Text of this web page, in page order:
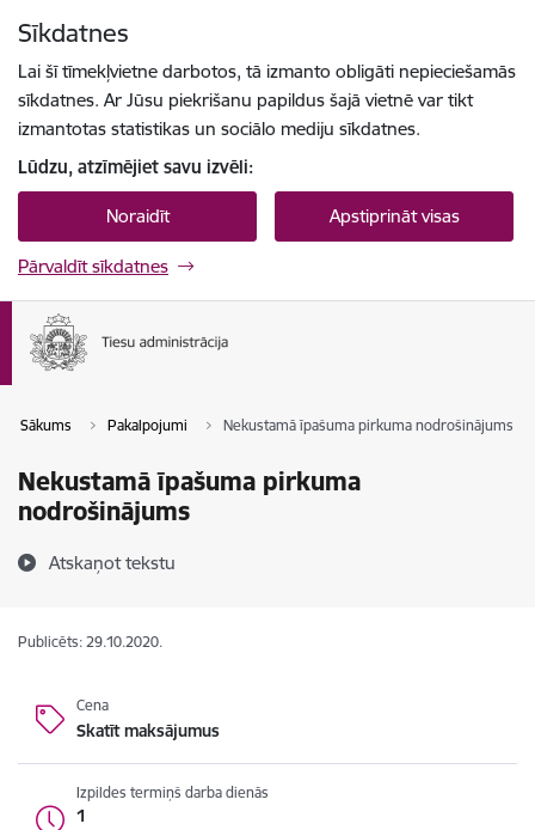
Sīkdatnes
Lai šī tīmekļvietne darbotos, tā izmanto obligāti nepieciešamās
sīkdatnes. Ar Jūsu piekrišanu papildus šajā vietnē var tikt
izmantotas statistikas un sociālo mediju sīkdatnes.
Lūdzu, atzīmējiet savu izvēli:
Noraidīt Apstiprināt visas
Pārvaldīt sīkdatnes
Sākums Pakalpojumi Nekustamā īpašuma pirkuma nodrošinājums
Nekustamā īpašuma pirkuma
nodrošinājums
Atskaņot tekstu
Publicēts: 29.10.2020.
Cena
Skatīt maksājumus
Izpildes termiņš darba dienās
1